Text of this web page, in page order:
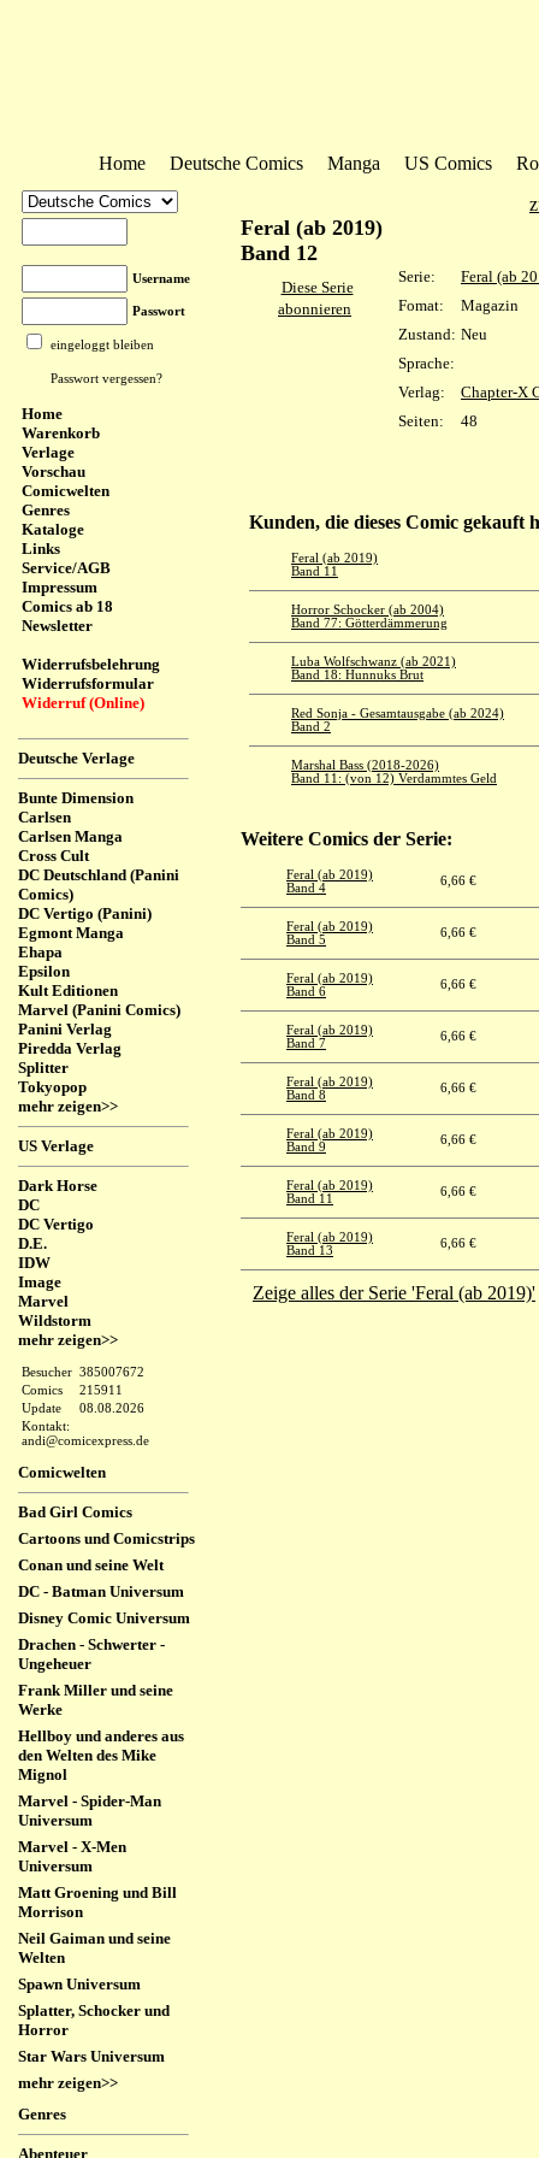
Home Deutsche Comics Manga US Comics
Username
Passwort
eingeloggt bleiben
Passwort vergessen?
Home
Warenkorb
Verlage
Vorschau
Comicwelten
Genres
Kataloge
Links
Service/AGB
Impressum
Comics ab 18
Newsletter
Widerrufsbelehrung
Widerrufsformular
Widerruf (Online)
Deutsche Verlage
Bunte Dimension
Carlsen
Carlsen Manga
Cross Cult
DC Deutschland (Panini
Comics)
DC Vertigo (Panini)
Egmont Manga
Ehapa
Epsilon
Kult Editionen
Marvel (Panini Comics)
Panini Verlag
Piredda Verlag
Splitter
Tokyopop
mehr zeigen>>
US Verlage
Dark Horse
DC
DC Vertigo
D.E.
IDW
Image
Marvel
Wildstorm
mehr zeigen>>
Besucher 385007672
Comics
215911
Update
08.08.2026
Kontakt:
andi@comicexpress.de
Comicwelten
Bad Girl Comics
Cartoons und Comicstrips
Conan und seine Welt
DC - Batman Universum
Disney Comic Universum
Drachen - Schwerter -
Ungeheuer
Frank Miller und seine
Werke
Hellboy und anderes aus
den Welten des Mike
Mignol
Marvel - Spider-Man
Universum
Marvel - X-Men
Universum
Matt Groening und Bill
Morrison
Neil Gaiman und seine
Welten
Spawn Universum
Splatter, Schocker und
Horror
Star Wars Universum
mehr zeigen>>
Genres
Abenteuer
Feral (ab 2019)
Band 12
Diese Serie
abonnieren
Serie:
Feral (ab
Fomat:
Magazin
Zustand: Neu
Sprache:
Verlag:
Chapter-X
Seiten:
48
Kunden, die dieses Comic gekauft
Feral (ab 2019)
Band 11
Horror Schocker (ab 2004)
Band 77: Götterdämmerung
Luba Wolfschwanz (ab 2021)
Band 18: Hunnuks Brut
Red Sonja - Gesamtausgabe (ab 2024)
Band 2
Marshal Bass (2018-2026)
Band 11: (von 12) Verdammtes Geld
Weitere Comics der Serie:
Feral (ab 2019)
Band 4
6,66 €
Feral (ab 2019)
Band 5
6,66 €
Feral (ab 2019)
Band 6
6,66 €
Feral (ab 2019)
Band 7
6,66 €
Feral (ab 2019)
Band 8
6,66 €
Feral (ab 2019)
Band 9
6,66 €
Feral (ab 2019)
Band 11
6,66 €
Feral (ab 2019)
Band 13
6,66 €
Zeige alles der Serie 'Feral (ab 2019)'